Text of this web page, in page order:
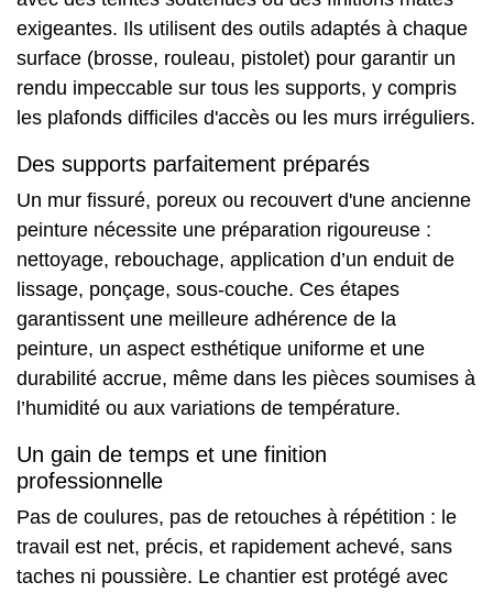
exigeantes. Ils utilisent des outils adaptés à chaque
surface (brosse, rouleau, pistolet) pour garantir un
rendu impeccable sur tous les supports, y compris
les plafonds difficiles d'accès ou les murs irréguliers.
Des supports parfaitement préparés
Un mur fissuré, poreux ou recouvert d'une ancienne
peinture nécessite une préparation rigoureuse :
nettoyage, rebouchage, application d’un enduit de
lissage, ponçage, sous-couche. Ces étapes
garantissent une meilleure adhérence de la
peinture, un aspect esthétique uniforme et une
durabilité accrue, même dans les pièces soumises à
l’humidité ou aux variations de température.
Un gain de temps et une finition
professionnelle
Pas de coulures, pas de retouches à répétition : le
travail est net, précis, et rapidement achevé, sans
taches ni poussière. Le chantier est protégé avec